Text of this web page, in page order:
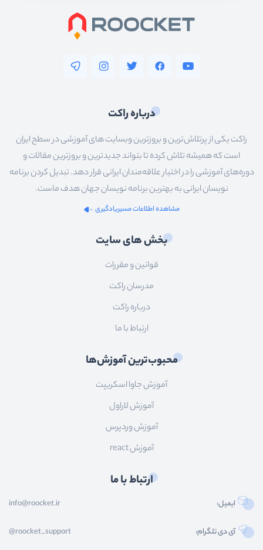
درباره راکت
راکت یکی از پرتلاش‌ترین و بروزترین وبسایت های آموزشی در سطح ایران
است که همیشه تلاش کرده تا بتواند جدیدترین و بروزترین مقالات و
دوره‌های آموزشی را در اختیار علاقه‌مندان ایرانی قرار دهد. تبدیل کردن برنامه
نویسان ایرانی به بهترین برنامه نویسان جهان هدف ماست.
مشاهده اطلاعات مسیریادگیری
بخش های سایت
قوانین و مقررات
مدرسان راکت
درباره راکت
ارتباط با ما
محبوب‌ترین آموزش‌ها
آموزش جاوا اسکریپت
آموزش لاراول
آموزش وردپرس
آموزش react
ارتباط با ما
ایمیل: info@roocket.ir
آی دی تلگرام: @roocket_support